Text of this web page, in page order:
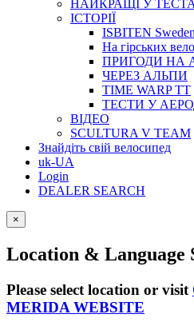
НАЙКРАЩІ У
ІСТОРІЇ
ISBITEN
На гірських
ПРИГОДИ НА
ЧЕРЕЗ АЛЬПИ
TIME WARP TT
ТЕСТИ У
ВІДЕО
SCULTURA V TEAM
Знайдіть свій велосипед
uk-UA
Login
DEALER SEARCH
×
Location & Language
Please select location or visit
MERIDA WEBSITE